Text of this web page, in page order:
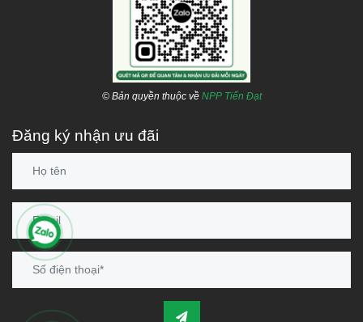
Kho Quận 8:Phạm Hùng, Q.8, TP.HCM
1800 646486 (miễn phí)-028 668 35 368
© Bản quyền thuộc về NPP Tiến Đạt
Đăng ký nhận ưu đãi